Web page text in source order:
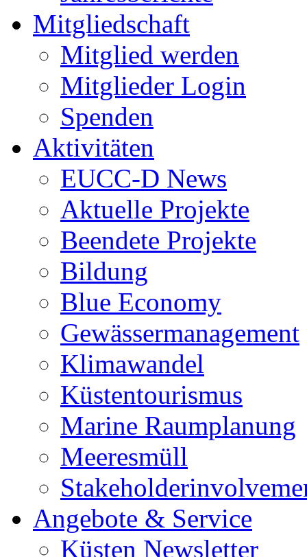
Mitgliedschaft
Mitglied werden
Mitglieder Login
Spenden
Aktivitäten
EUCC-D News
Aktuelle Projekte
Beendete Projekte
Bildung
Blue Economy
Gewässermanagement
Klimawandel
Küstentourismus
Marine Raumplanung
Meeresmüll
Angebote & Service
Küsten Newsletter